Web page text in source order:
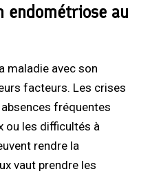
endométriose au
maladie avec son
facteurs. Les crises
fréquentes
ou les difficultés à
rendre la
vaut prendre les